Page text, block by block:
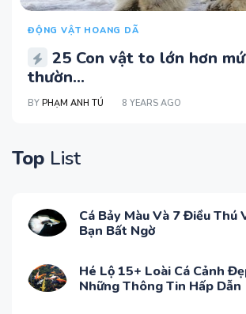
ĐỘNG VẬT HOANG DÃ
25 Con vật to lớn hơn
thườn...
BY PHẠM ANH TÚ 8 YEARS AGO
Top List
Cá Bảy Màu Và 7 Điều Thú
Bạn Bất Ngờ
Hé Lộ 15+ Loài Cá Cảnh
Những Thông Tin Hấp Dẫn